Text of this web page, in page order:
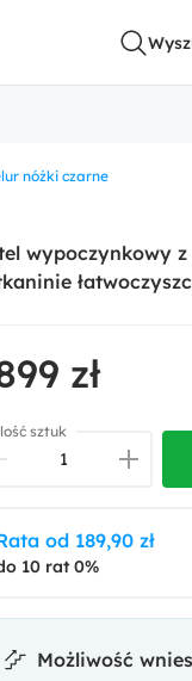
nóżki czarne
wypoczynkowy
zł
sztuk
od 189,90 zł
10 rat 0%
Możliwość